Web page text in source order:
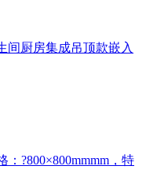
间厨房集成吊顶款嵌入
?800×800mmmm，特